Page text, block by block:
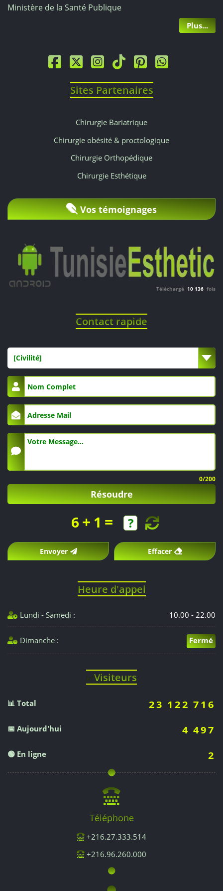
Ministère de la Santé Publique
Plus...
Sites Partenaires
Chirurgie Bariatrique
Chirurgie obésité & proctologique
Chirurgie Orthopédique
Chirurgie Esthétique
Vos témoignages
Téléchargé 10 136 fois
Contact rapide
[Civilité]
0/200
Résoudre
6 + 1 =
Envoyer Effacer
Heure d'appel
Lundi - Samedi : 10.00 - 22.00
Dimanche : Fermé
📈Visiteurs
📊 Total 23 122 716
📅 Aujourd'hui 4 497
🟢 En ligne 2
Téléphone
+216.27.333.514
+216.96.260.000